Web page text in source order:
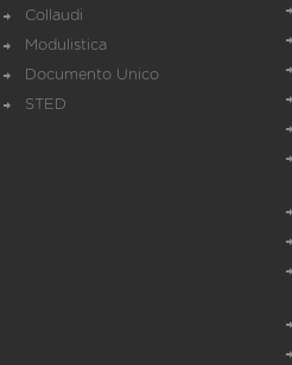
Collaudi
Modulistica
Documento Unico
STED